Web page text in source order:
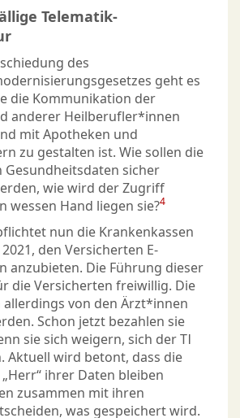
Telematik-
des
geht es
die Kommunikation der
anderer Heilberufler*innen
mit Apotheken und
zu gestalten ist. Wie sollen die
Gesundheitsdaten sicher
wie wird der Zugriff
wessen Hand liegen sie?4
nun die Krankenkassen
den Versicherten E-
anzubieten. Die Führung dieser
die Versicherten freiwillig. Die
allerdings von den Ärzt*innen
Schon jetzt bezahlen sie
sie sich weigern, sich der TI
Aktuell wird betont, dass die
ihrer Daten bleiben
zusammen mit ihren
was gespeichert wird.